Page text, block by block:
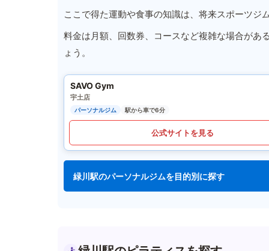
ここで得た運動や食事の知識は、将来スポーツ
料金は月額、回数券、コースなど複雑な場合があ
ょう。
SAVO Gym
宇土店
パーソナルジム 駅から車で6分
公式サイトを見る
緑川駅のパーソナルジムを目的別に探す